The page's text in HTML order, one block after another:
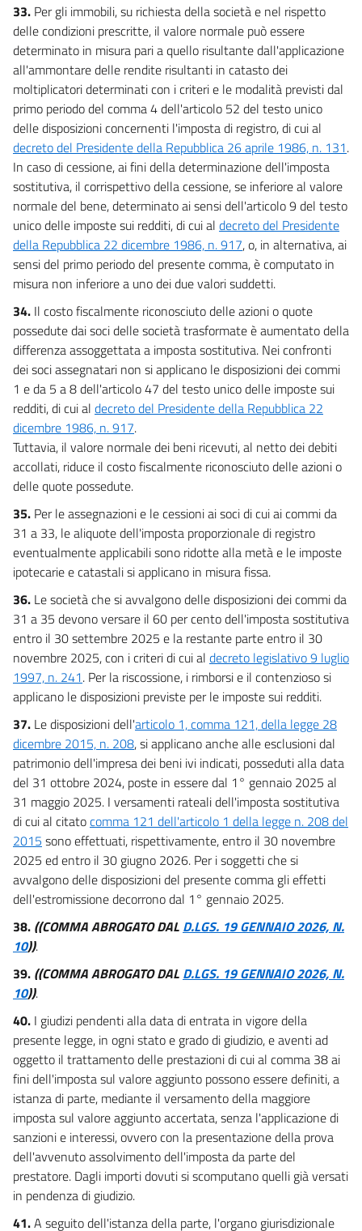
33. Per gli immobili, su richiesta della società e nel rispetto
delle condizioni prescritte, il valore normale può essere
determinato in misura pari a quello risultante dall'applicazione
all'ammontare delle rendite risultanti in catasto dei
moltiplicatori determinati con i criteri e le modalità previsti dal
primo periodo del comma 4 dell'articolo 52 del testo unico
delle disposizioni concernenti l'imposta di registro, di cui al
decreto del Presidente della Repubblica 26 aprile 1986, n. 131.
In caso di cessione, ai fini della determinazione dell'imposta
sostitutiva, il corrispettivo della cessione, se inferiore al valore
normale del bene, determinato ai sensi dell'articolo 9 del testo
unico delle imposte sui redditi, di cui al decreto del Presidente
della Repubblica 22 dicembre 1986, n. 917, o, in alternativa, ai
sensi del primo periodo del presente comma, è computato in
misura non inferiore a uno dei due valori suddetti.
34. Il costo fiscalmente riconosciuto delle azioni o quote
possedute dai soci delle società trasformate è aumentato della
differenza assoggettata a imposta sostitutiva. Nei confronti
dei soci assegnatari non si applicano le disposizioni dei commi
1 e da 5 a 8 dell'articolo 47 del testo unico delle imposte sui
redditi, di cui al decreto del Presidente della Repubblica 22
dicembre 1986, n. 917.
Tuttavia, il valore normale dei beni ricevuti, al netto dei debiti
accollati, riduce il costo fiscalmente riconosciuto delle azioni o
delle quote possedute.
35. Per le assegnazioni e le cessioni ai soci di cui ai commi da
31 a 33, le aliquote dell'imposta proporzionale di registro
eventualmente applicabili sono ridotte alla metà e le imposte
ipotecarie e catastali si applicano in misura fissa.
36. Le società che si avvalgono delle disposizioni dei commi da
31 a 35 devono versare il 60 per cento dell'imposta sostitutiva
entro il 30 settembre 2025 e la restante parte entro il 30
novembre 2025, con i criteri di cui al decreto legislativo 9 luglio
1997, n. 241. Per la riscossione, i rimborsi e il contenzioso si
applicano le disposizioni previste per le imposte sui redditi.
37. Le disposizioni dell'articolo 1, comma 121, della legge 28
dicembre 2015, n. 208, si applicano anche alle esclusioni dal
patrimonio dell'impresa dei beni ivi indicati, posseduti alla data
del 31 ottobre 2024, poste in essere dal 1° gennaio 2025 al
31 maggio 2025. I versamenti rateali dell'imposta sostitutiva
di cui al citatocomma 121 dell'articolo 1 della legge n. 208 del
2015 sono effettuati, rispettivamente, entro il 30 novembre
2025 ed entro il 30 giugno 2026. Per i soggetti che si
avvalgono delle disposizioni del presente comma gli effetti
dell'estromissione decorrono dal 1° gennaio 2025.
38. ((COMMA ABROGATO DAL D.LGS. 19 GENNAIO 2026, N.
10)).
39. ((COMMA ABROGATO DAL D.LGS. 19 GENNAIO 2026, N.
10)).
40. I giudizi pendenti alla data di entrata in vigore della
presente legge, in ogni stato e grado di giudizio, e aventi ad
oggetto il trattamento delle prestazioni di cui al comma 38 ai
fini dell'imposta sul valore aggiunto possono essere definiti, a
istanza di parte, mediante il versamento della maggiore
imposta sul valore aggiunto accertata, senza l'applicazione di
sanzioni e interessi, ovvero con la presentazione della prova
dell'avvenuto assolvimento dell'imposta da parte del
prestatore. Dagli importi dovuti si scomputano quelli già versati
in pendenza di giudizio.
41.A seguito dell'istanza della parte, l'organo giurisdizionale